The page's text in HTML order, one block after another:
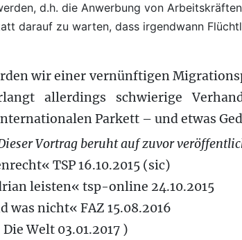
d.h. die Anwerbung von
darauf zu warten, dass irgendwann
wir einer vernünftigen
allerdings schwierige
Parkett – und etwas
Vortrag beruht auf zuvor
TSP 16.10.2015 (sic)
leisten« tsp-online 24.10.2015
was nicht« FAZ 15.08.2016
Welt 03.01.2017 )